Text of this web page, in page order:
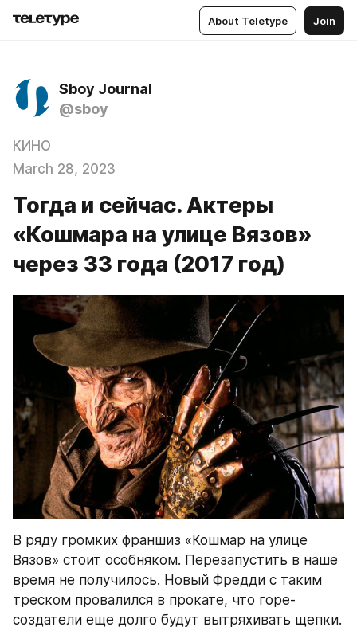
About Teletype Join
Sboy Journal
@sboy
КИНО
March 28, 2023
Тогда и сейчас. Актеры
«Кошмара на улице Вязов»
через 33 года (2017 год)
В ряду громких франшиз «Кошмар на улице
Вязов» стоит особняком. Перезапустить в наше
время не получилось. Новый Фредди с таким
треском провалился в прокате, что горе-
создатели еще долго будут вытряхивать щепки.